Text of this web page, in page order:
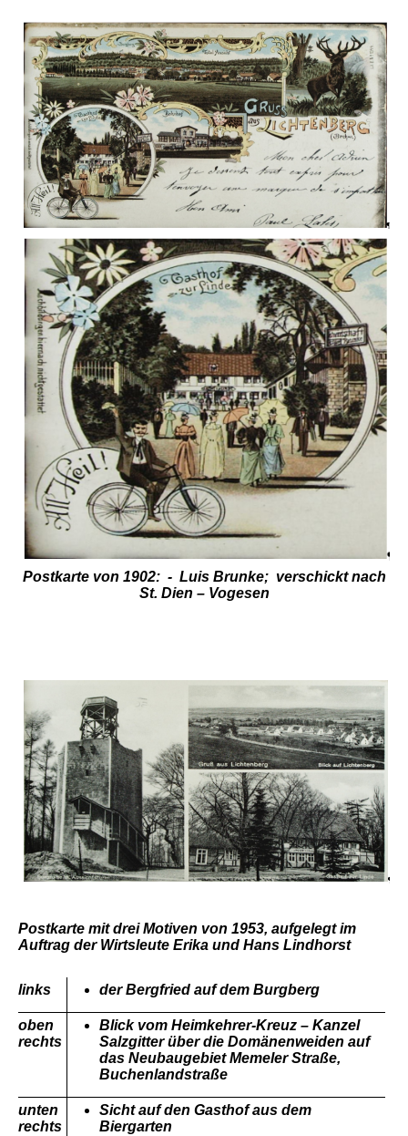
Postkarte von 1902: - Luis Brunke; verschickt nach
St. Dien – Vogesen
Postkarte mit drei Motiven von 1953, aufgelegt im
Auftrag der Wirtsleute Erika und Hans Lindhorst
links der Bergfried auf dem Burgberg
oben
rechts
Blick vom Heimkehrer-Kreuz – Kanzel
Salzgitter über die Domänenweiden auf
das Neubaugebiet Memeler Straße,
Buchenlandstraße
unten
rechts
Sicht auf den Gasthof aus dem
Biergarten